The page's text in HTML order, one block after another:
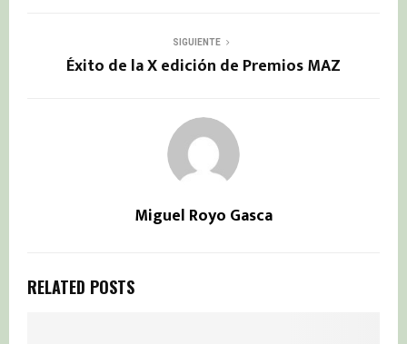
SIGUIENTE
Éxito de la X edición de Premios MAZ
Miguel Royo Gasca
RELATED POSTS